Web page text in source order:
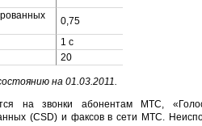
0,75
1 с
20
на 01.03.2011.
на звонки абонентам МТС,
(CSD) и факсов в сети МТС.